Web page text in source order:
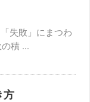
失敗」にまつわ
積 ...
方